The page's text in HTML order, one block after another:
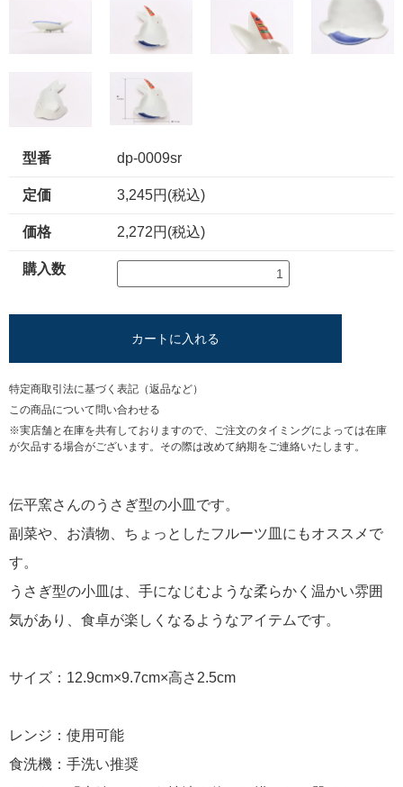
型番 dp-0009sr
定価 3,245円(税込)
価格 2,272円(税込)
購入数
カートに入れる
特定商取引法に基づく表記（返品など）
この商品について問い合わせる
※実店舗と在庫を共有しておりますので、ご注文のタイミングによっては在庫
が欠品する場合がございます。その際は改めて納期をご連絡いたします。
伝平窯さんのうさぎ型の小皿です。
副菜や、お漬物、ちょっとしたフルーツ皿にもオススメで
す。
うさぎ型の小皿は、手になじむような柔らかく温かい雰囲
気があり、食卓が楽しくなるようなアイテムです。
サイズ：12.9cm×9.7cm×高さ2.5cm
レンジ：使用可能
食洗機：手洗い推奨